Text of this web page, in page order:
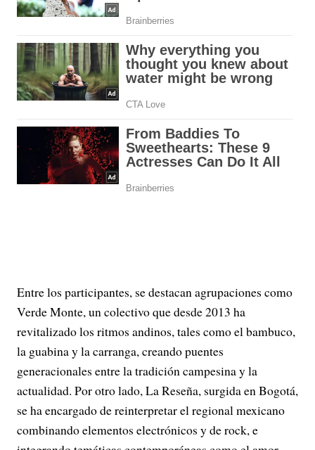
Entre los participantes, se destacan agrupaciones como
Verde Monte, un colectivo que desde 2013 ha
revitalizado los ritmos andinos, tales como el bambuco,
la guabina y la carranga, creando puentes
generacionales entre la tradición campesina y la
actualidad. Por otro lado, La Reseña, surgida en Bogotá,
se ha encargado de reinterpretar el regional mexicano
combinando elementos electrónicos y de rock, e